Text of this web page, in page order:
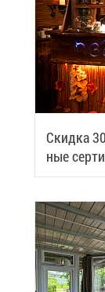
Скид­ка
ные
Samui